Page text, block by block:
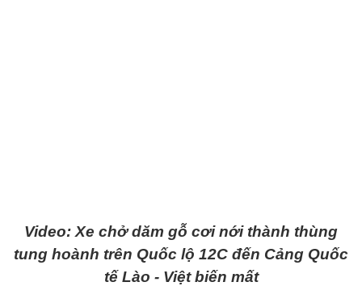
Video: Xe chở dăm gỗ cơi nới thành thùng
tung hoành trên Quốc lộ 12C đến Cảng Quốc
tế Lào - Việt biến mất